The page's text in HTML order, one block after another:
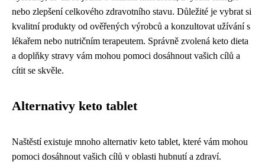
nebo zlepšení celkového zdravotního stavu. Důležité je vybrat si
kvalitní produkty od ověřených výrobců a konzultovat užívání s
lékařem nebo nutričním terapeutem. Správně zvolená keto dieta
a doplňky stravy vám mohou pomoci dosáhnout vašich cílů a
cítit se skvěle.
Alternativy keto tablet
Naštěstí existuje mnoho alternativ keto tablet, které vám mohou
pomoci dosáhnout vašich cílů v oblasti hubnutí a zdraví.